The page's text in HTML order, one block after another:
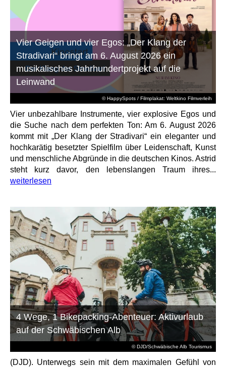
© HappySpots / Filmplakat: Weltkino Filmverleih
Vier Geigen und vier Egos: „Der Klang der
Stradivari“ bringt am 6. August 2026 ein
musikalisches Jahrhundertprojekt auf die
Leinwand
Vier unbezahlbare Instrumente, vier explosive Egos und
die Suche nach dem perfekten Ton: Am 6. August 2026
kommt mit „Der Klang der Stradivari“ ein eleganter und
hochkarätig besetzter Spielfilm über Leidenschaft, Kunst
und menschliche Abgründe in die deutschen Kinos. Astrid
steht kurz davor, den lebenslangen Traum ihres...
weiterlesen
© DJD/Schwäbische Alb Tourismus
4 Wege, 1 Bikepacking-Abenteuer: Aktivurlaub
auf der Schwäbischen Alb
(DJD). Unterwegs sein mit dem maximalen Gefühl von